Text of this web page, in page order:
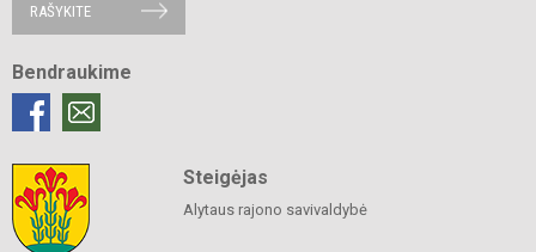
RAŠYKITE
Bendraukime
Steigėjas
Alytaus rajono savivaldybė